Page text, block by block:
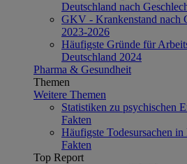
Deutschland nach
GKV - Krankenstand nach
2023-2026
Häufigste Gründe für
Deutschland 2024
Pharma & Gesundheit
Themen
Weitere Themen
Statistiken zu psychischen
Fakten
Häufigste Todesursachen
Fakten
Top Report